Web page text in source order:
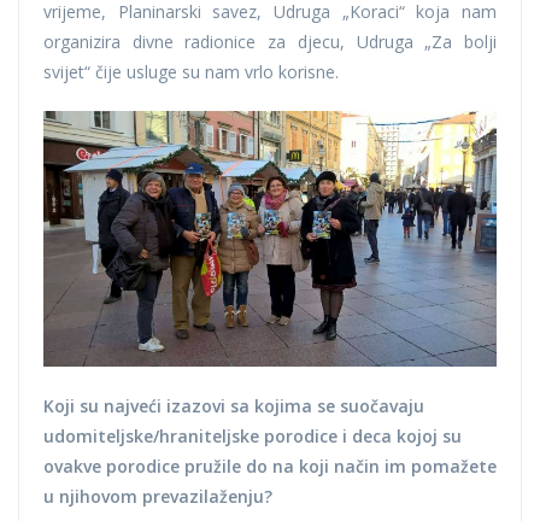
vrijeme, Planinarski savez, Udruga „Koraci“ koja nam
organizira divne radionice za djecu, Udruga „Za bolji
svijet“ čije usluge su nam vrlo korisne.
Koji su najveći izazovi sa kojima se suočavaju
udomiteljske/hraniteljske porodice i deca kojoj su
ovakve porodice pružile do na koji način im pomažete
u njihovom prevazilaženju?